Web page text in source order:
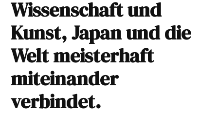
Wissenschaft und
Kunst, Japan und die
Welt meisterhaft
miteinander
verbindet.